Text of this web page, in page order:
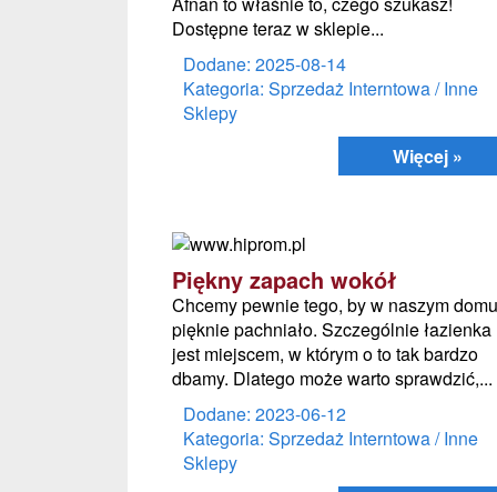
Dostępne teraz w sklepie...
Dodane: 2025-08-14
Kategoria: Sprzedaż Interntowa / Inne
Sklepy
Więcej »
Piękny zapach wokół
Chcemy pewnie tego, by w naszym domu
pięknie pachniało. Szczególnie łazienka
jest miejscem, w którym o to tak bardzo
dbamy. Dlatego może warto sprawdzić,...
Dodane: 2023-06-12
Kategoria: Sprzedaż Interntowa / Inne
Sklepy